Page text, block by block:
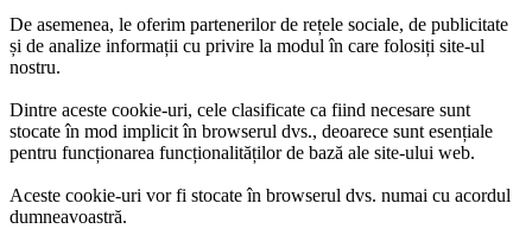
De asemenea, le oferim partenerilor de rețele sociale, de publicitate
și de analize informații cu privire la modul în care folosiți site-ul
nostru.
Dintre aceste cookie-uri, cele clasificate ca fiind necesare sunt
stocate în mod implicit în browserul dvs., deoarece sunt esențiale
pentru funcționarea funcționalităților de bază ale site-ului web.
Aceste cookie-uri vor fi stocate în browserul dvs. numai cu acordul
dumneavoastră.